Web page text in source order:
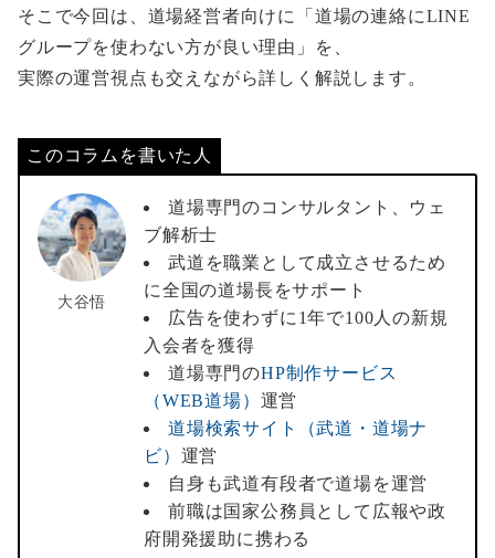
そこで今回は、道場経営者向けに「道場の連絡にLINE
グループを使わない方が良い理由」を、
実際の運営視点も交えながら詳しく解説します。
このコラムを書いた人
大谷悟
道場専門のコンサルタント、ウェ
ブ解析士
武道を職業として成立させるため
に全国の道場長をサポート
広告を使わずに1年で100人の新規
入会者を獲得
道場専門のHP制作サービス
（WEB道場） 運営
道場検索サイト（武道・道場ナ
ビ） 運営
自身も武道有段者で道場を運営
前職は国家公務員として広報や政
府開発援助に携わる